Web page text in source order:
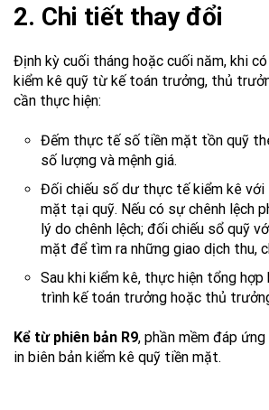
2. Chi tiết thay đổi
Định kỳ cuối tháng hoặc cuối năm, khi
kiểm kê quỹ từ kế toán trưởng, thủ
cần thực hiện:
Đếm thực tế số tiền mặt tồn quỹ
số lượng và mệnh giá.
Đối chiếu số dư thực tế kiểm kê với
mặt tại quỹ. Nếu có sự chênh lệch
lý do chênh lệch; đối chiếu sổ quỹ
mặt để tìm ra những giao dịch thu,
Sau khi kiểm kê, thực hiện tổng
trình kế toán trưởng hoặc thủ
Kể từ phiên bản R9, phần mềm đáp
in biên bản kiểm kê quỹ tiền mặt.